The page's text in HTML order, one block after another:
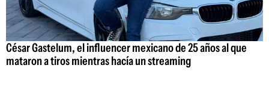
César Gastelum, el influencer mexicano de 25 años al que
mataron a tiros mientras hacía un streaming